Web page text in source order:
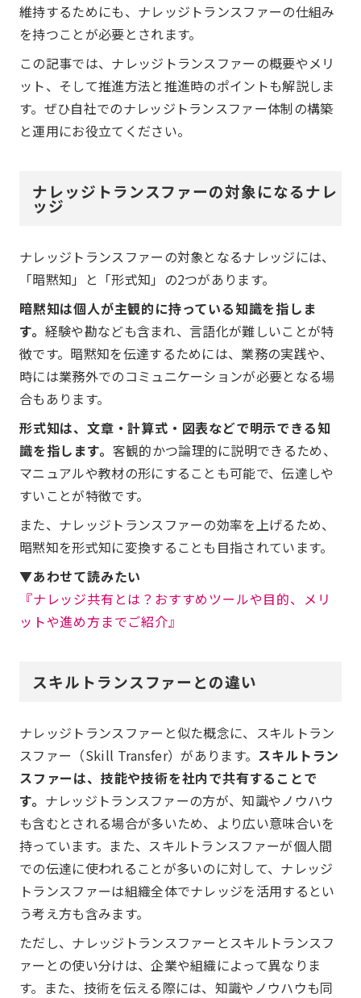
維持するためにも、ナレッジトランスファーの仕組み
を持つことが必要とされます。
この記事では、ナレッジトランスファーの概要やメリ
ット、そして推進方法と推進時のポイントも解説しま
す。ぜひ自社でのナレッジトランスファー体制の構築
と運用にお役立てください。
ナレッジトランスファーの対象になるナレ
ッジ
ナレッジトランスファーの対象となるナレッジには、
「暗黙知」と「形式知」の2つがあります。
暗黙知は個人が主観的に持っている知識を指しま
す。 経験や勘なども含まれ、言語化が難しいことが特
徴です。暗黙知を伝達するためには、業務の実践や、
時には業務外でのコミュニケーションが必要となる場
合もあります。
形式知は、文章・計算式・図表などで明示できる知
識を指します。 客観的かつ論理的に説明できるため、
マニュアルや教材の形にすることも可能で、伝達しや
すいことが特徴です。
また、ナレッジトランスファーの効率を上げるため、
暗黙知を形式知に変換することも目指されています。
▼あわせて読みたい
『ナレッジ共有とは？おすすめツールや目的、メリ
ットや進め方までご紹介』
スキルトランスファーとの違い
ナレッジトランスファーと似た概念に、スキルトラン
スファー（Skill Transfer）があります。 スキルトラン
スファーは、技能や技術を社内で共有することで
す。 ナレッジトランスファーの方が、知識やノウハウ
も含むとされる場合が多いため、より広い意味合いを
持っています。また、スキルトランスファーが個人間
での伝達に使われることが多いのに対して、ナレッジ
トランスファーは組織全体でナレッジを活用するとい
う考え方も含みます。
ただし、ナレッジトランスファーとスキルトランスフ
ァーとの使い分けは、企業や組織によって異なりま
す。また、技術を伝える際には、知識やノウハウも同